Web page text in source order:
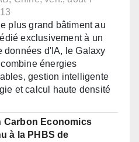
plus grand bâtiment au
exclusivement à un
données d'IA, le Galaxy
énergies
gestion intelligente
et calcul haute densité
Carbon Economics
à la PHBS de